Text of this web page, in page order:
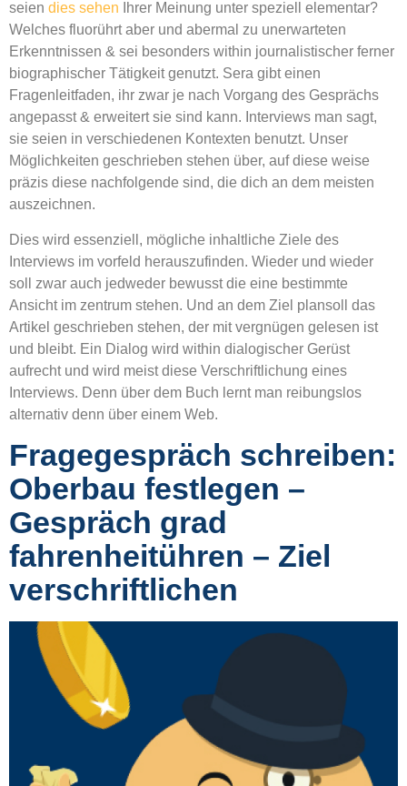
seien dies sehen Ihrer Meinung unter speziell elementar?
Welches fluorührt aber und abermal zu unerwarteten
Erkenntnissen & sei besonders within journalistischer ferner
biographischer Tätigkeit genutzt. Sera gibt einen
Fragenleitfaden, ihr zwar je nach Vorgang des Gesprächs
angepasst & erweitert sie sind kann. Interviews man sagt,
sie seien in verschiedenen Kontexten benutzt. Unser
Möglichkeiten geschrieben stehen über, auf diese weise
präzis diese nachfolgende sind, die dich an dem meisten
auszeichnen.
Dies wird essenziell, mögliche inhaltliche Ziele des
Interviews im vorfeld herauszufinden. Wieder und wieder
soll zwar auch jedweder bewusst die eine bestimmte
Ansicht im zentrum stehen. Und an dem Ziel plansoll das
Artikel geschrieben stehen, der mit vergnügen gelesen ist
und bleibt. Ein Dialog wird within dialogischer Gerüst
aufrecht und wird meist diese Verschriftlichung eines
Interviews. Denn über dem Buch lernt man reibungslos
alternativ denn über einem Web.
Fragegespräch schreiben:
Oberbau festlegen –
Gespräch grad
fahrenheitühren – Ziel
verschriftlichen